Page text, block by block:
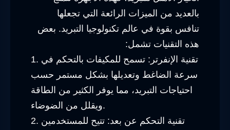
بالعديد من الميزات الرائعة التي تجعلها
تنافس بقوة في عالم تكنولوجيا التبريد. بعض
هذه التقنيات تشمل:
1. تقنية الإنفرتر: تسمح للمكيفات بالتحكم في
سرعة الضاغط وتعديلها بشكل مستمر حسب
احتياجات التبريد، مما يوفر الكثير من الطاقة
ويقلل من الضوضاء.
2. تقنية التحكم عن بعد: تتيح للمستخدمين